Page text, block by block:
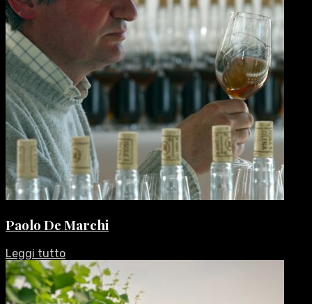
Paolo De Marchi
Leggi tutto